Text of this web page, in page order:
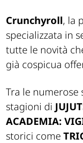
Crunchyroll, la
specializzata in
tutte le novità
già cospicua
Tra le numerose
stagioni di
ACADEMIA:
storici come